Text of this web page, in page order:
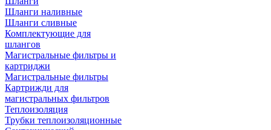
Шланги наливные
Шланги сливные
Комплектующие для
шлангов
Магистральные фильтры и
картриджи
Магистральные фильтры
Картрижди для
магистральных фильтров
Теплоизоляция
Трубки теплоизоляционные